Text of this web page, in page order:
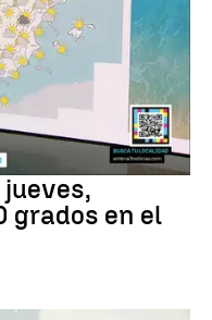
grados en el